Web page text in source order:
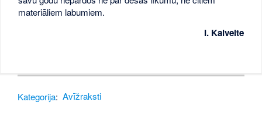
materiāliem labumiem.
I. Kalveite
Kategorija: Avīžraksti